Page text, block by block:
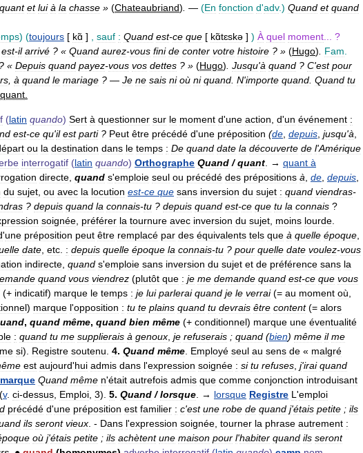
quant et lui à la chasse » (Chateaubriand). — (En fonction d'adv.) Quand et quand
) (toujours [ kɑ̃ ] , sauf : Quand est-ce que [ kɑ̃tɛskə ] ) À quel moment... ?
est-il arrivé ? « Quand aurez-vous fini de conter votre histoire ? » (Hugo). Fam.
? « Depuis quand payez-vous vos dettes ? » (Hugo). Jusqu'à quand ? C'est pour
, à quand le mariage ? — Je ne sais ni où ni quand. N'importe quand. Quand tu
quant.
(latin quando) Sert à questionner sur le moment d'une action, d'un événement :
est-ce qu'il est parti? Peut être précédé d'une préposition (de, depuis, jusqu'à,
ou la destination dans le temps : De quand date la découverte de l'Amérique
interrogatif (latin quando) Orthographe Quand/quant. → quant à
directe, quand s'emploie seul ou précédé des prépositions à, de, depuis,
du sujet, ou avec la locution est-ce que sans inversion du sujet : quand viendras-
? depuis quand la connais-tu ? depuis quand est-ce que tu la connais ?
soignée, préférer la tournure avec inversion du sujet, moins lourde.
'une préposition peut être remplacé par des équivalents tels que à quelle époque,
date, etc. : depuis quelle époque la connais-tu ? pour quelle date voulez-vous
indirecte, quand s'emploie sans inversion du sujet et de préférence sans la
quand vous viendrez (plutôt que : je me demande quand est-ce que vous
(+ indicatif) marque le temps : je lui parlerai quand je le verrai(= au moment où,
) marque l'opposition : tu te plains quand tu devrais être content(= alors
, quand même, quand bien même (+ conditionnel) marque une éventualité
: quand tu me supplierais à genoux, je refuserais ; quand (bien) même il me
si). Registre soutenu. 4. Quand même. Employé seul au sens de « malgré
est aujourd'hui admis dans l'expression soignée : si tu refuses, j'irai quand
Quand même n'était autrefois admis que comme conjonction introduisant
(v. ci-dessus, Emploi, 3). 5. Quand/lorsque. → lorsque Registre L'emploi
précédé d'une préposition est familier : c'est une robe de quand j'étais petite ; ils
ils seront vieux. - Dans l'expression soignée, tourner la phrase autrement :
où j'étais petite ; ils achètent une maison pour l'habiter quand ils seront